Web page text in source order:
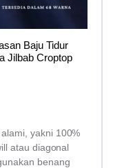
Baju Tidur
Jilbab Croptop
yakni 100%
atau diagonal
benang